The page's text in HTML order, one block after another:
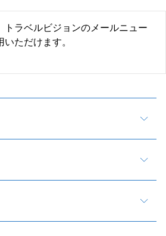
トラベルビジョンのメールニュー
ただけます。